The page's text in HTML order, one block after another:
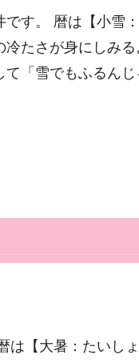
す。 暦は【小雪
たさが身にしみる
て「雪でもふるん
は【大暑：たいし